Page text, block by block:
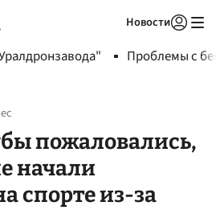
Новости
Проблемы с
пожаловались,
начали
спорте из-за